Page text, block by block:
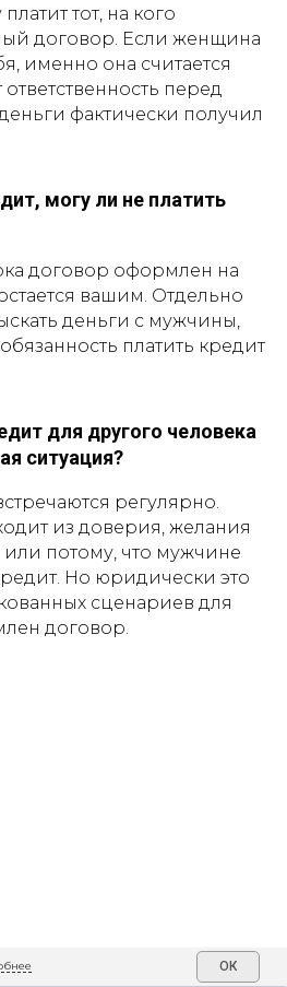
тот, на кого
договор. Если женщина
именно она считается
перед
фактически получил
могу ли не платить
договор оформлен на
вашим. Отдельно
деньги с мужчины,
платить кредит
для другого человека
ситуация?
регулярно.
из доверия, желания
потому, что мужчине
Но юридически это
сценариев для
договор.
ОК